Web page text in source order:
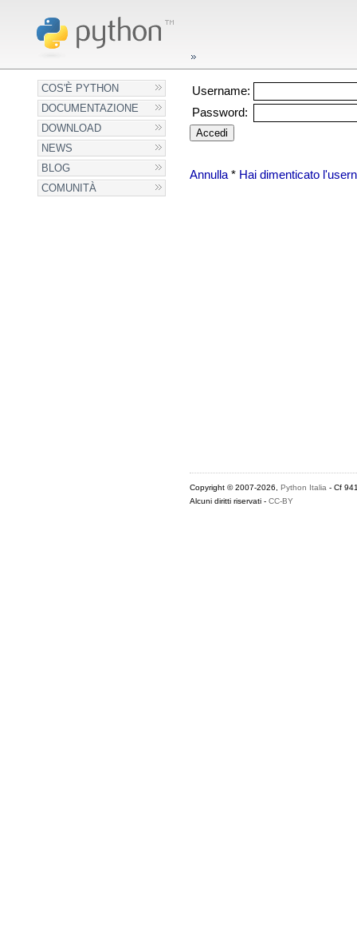
COS'È PYTHON
DOCUMENTAZIONE
DOWNLOAD
NEWS
BLOG
COMUNITÀ
Username:
Password:
Annulla* Hai dimenticato
Copyright © 2007-2026, Python Italia - Cf
Alcuni diritti riservati - CC-BY